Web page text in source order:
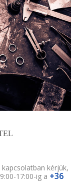
kérjük,
17:00-ig a +36